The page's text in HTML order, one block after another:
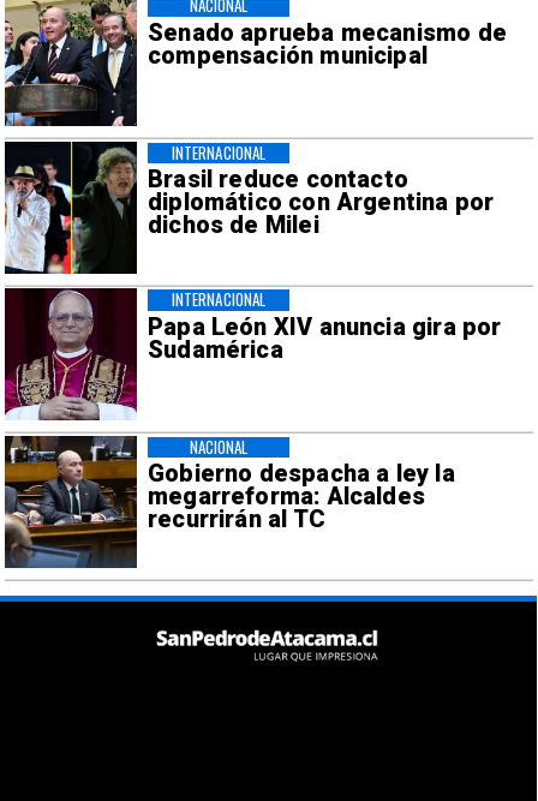
Senado aprueba mecanismo de
compensación municipal
NACIONAL
Brasil reduce contacto
diplomático con Argentina por
dichos de Milei
INTERNACIONAL
Papa León XIV anuncia gira por
Sudamérica
INTERNACIONAL
Gobierno despacha a ley la
megarreforma: Alcaldes
recurrirán al TC
NACIONAL